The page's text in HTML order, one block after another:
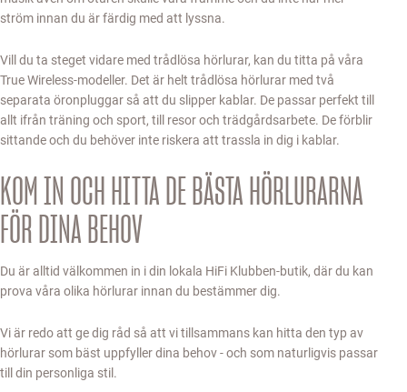
ström innan du är färdig med att lyssna.
Vill du ta steget vidare med trådlösa hörlurar, kan du titta på våra
True Wireless-modeller. Det är helt trådlösa hörlurar med två
separata öronpluggar så att du slipper kablar. De passar perfekt till
allt ifrån träning och sport, till resor och trädgårdsarbete. De förblir
sittande och du behöver inte riskera att trassla in dig i kablar.
KOM IN OCH HITTA DE BÄSTA HÖRLURARNA
FÖR DINA BEHOV
Du är alltid välkommen in i din lokala HiFi Klubben-butik, där du kan
prova våra olika hörlurar innan du bestämmer dig.
Vi är redo att ge dig råd så att vi tillsammans kan hitta den typ av
hörlurar som bäst uppfyller dina behov - och som naturligvis passar
till din personliga stil.